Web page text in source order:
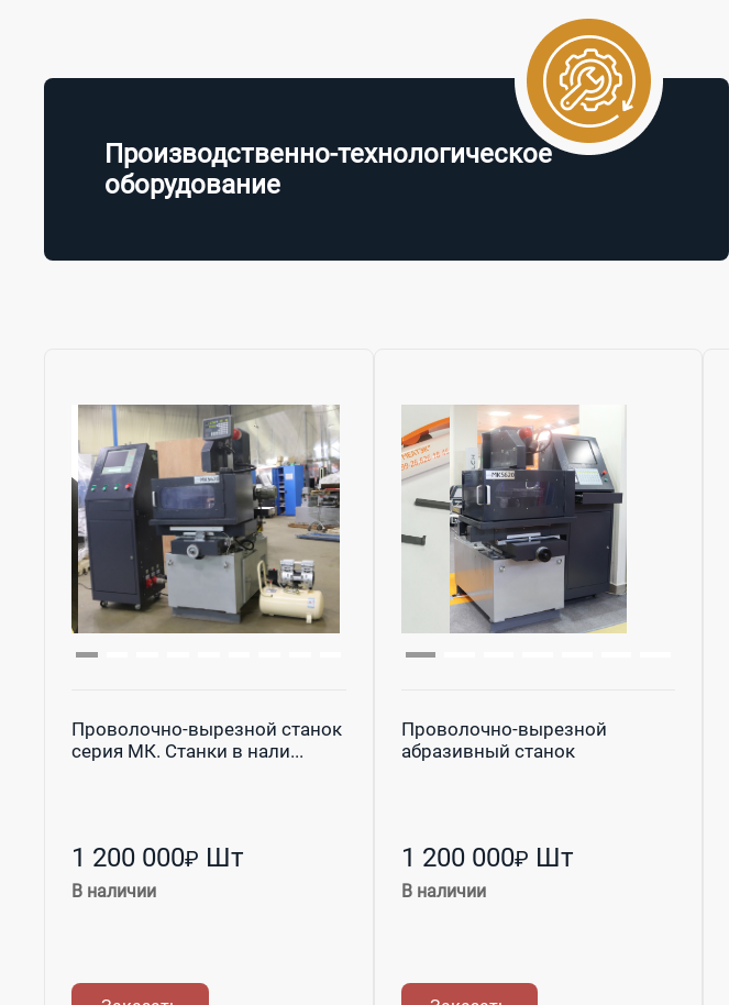
Производственно-технологическое
оборудование
Проволочно-вырезной станок
серия МК. Станки в нали...
1 200 000₽ Шт
В наличии
Проволочно-вырезной
абразивный станок
1 200 000₽ Шт
В наличии